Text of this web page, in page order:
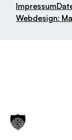
Impressum
Webdesign: